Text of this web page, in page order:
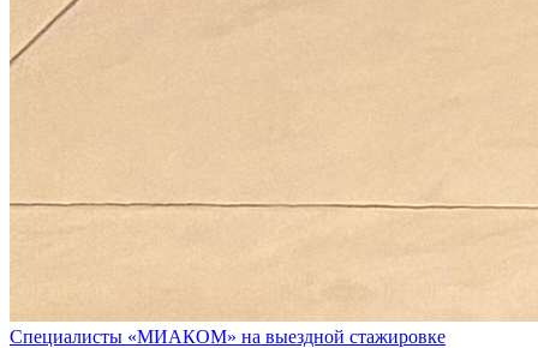
Специалисты «МИАКОМ» на выездной стажировке